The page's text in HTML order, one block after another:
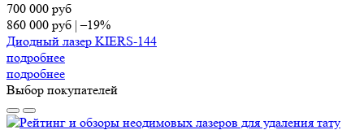
700 000 руб
860 000 руб |–19%
Диодный лазер KIERS-144
подробнее
подробнее
Выбор покупателей